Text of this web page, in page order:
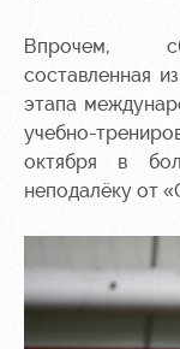
дворец
Занятия
спортом
Впрочем,
составленная
этапа
учебно-
октября в
неподалёку от